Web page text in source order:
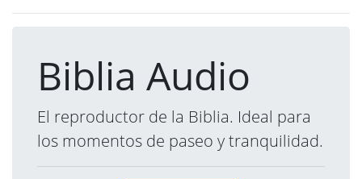
Biblia Audio
El reproductor de la Biblia. Ideal para
los momentos de paseo y tranquilidad.